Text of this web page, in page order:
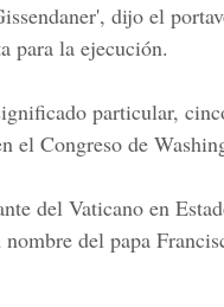
dijo el
para la ejecución.
particular,
el Congreso de
del Vaticano en
del papa